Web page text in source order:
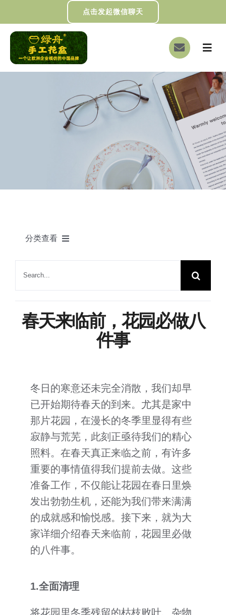
过
点击发起微信聊天
切
导
航
首页
关于我们
DIY制作
分类查看
园艺知识
展会动态
客户到访
其它
春天来临前，花园必做八
件事
冬日的寒意还未完全消散，我们却早
已开始期待春天的到来。尤其是家中
那片花园，在漫长的冬季里显得有些
寂静与荒芜，此刻正亟待我们的精心
照料。在春天真正来临之前，有许多
重要的事情值得我们提前去做。这些
准备工作，不仅能让花园在春日里焕
发出勃勃生机，还能为我们带来满满
的成就感和愉悦感。接下来，就为大
家详细介绍春天来临前，花园里必做
的八件事。
1.全面清理
将花园里冬季残留的枯枝败叶、杂物